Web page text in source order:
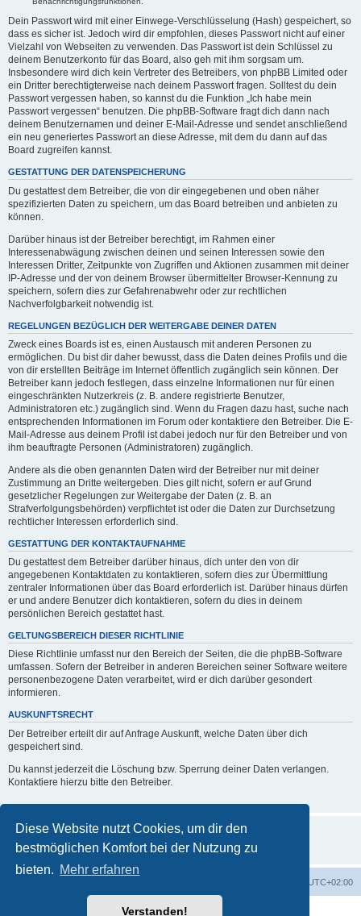
Diese Website nutzt Cookies, um dir den
bestmöglichen Komfort bei der Nutzung zu
bieten. Mehr erfahren
Verstanden!
Dein Passwort wird mit einer Einwege-Verschlüsselung (Hash) gespeichert, so
dass es sicher ist. Jedoch wird dir empfohlen, dieses Passwort nicht auf einer
Vielzahl von Webseiten zu verwenden. Das Passwort ist dein Schlüssel zu
deinem Benutzerkonto für das Board, also geh mit ihm sorgsam um.
Insbesondere wird dich kein Vertreter des Betreibers, von phpBB Limited oder
ein Dritter berechtigterweise nach deinem Passwort fragen. Solltest du dein
Passwort vergessen haben, so kannst du die Funktion „Ich habe mein
Passwort vergessen“ benutzen. Die phpBB-Software fragt dich dann nach
deinem Benutzernamen und deiner E-Mail-Adresse und sendet anschließend
ein neu generiertes Passwort an diese Adresse, mit dem du dann auf das
Board zugreifen kannst.
GESTATTUNG DER DATENSPEICHERUNG
Du gestattest dem Betreiber, die von dir eingegebenen und oben näher
spezifizierten Daten zu speichern, um das Board betreiben und anbieten zu
können.
Darüber hinaus ist der Betreiber berechtigt, im Rahmen einer
Interessenabwägung zwischen deinen und seinen Interessen sowie den
Interessen Dritter, Zeitpunkte von Zugriffen und Aktionen zusammen mit deiner
IP-Adresse und der von deinem Browser übermittelter Browser-Kennung zu
speichern, sofern dies zur Gefahrenabwehr oder zur rechtlichen
Nachverfolgbarkeit notwendig ist.
REGELUNGEN BEZÜGLICH DER WEITERGABE DEINER DATEN
Zweck eines Boards ist es, einen Austausch mit anderen Personen zu
ermöglichen. Du bist dir daher bewusst, dass die Daten deines Profils und die
von dir erstellten Beiträge im Internet öffentlich zugänglich sein können. Der
Betreiber kann jedoch festlegen, dass einzelne Informationen nur für einen
eingeschränkten Nutzerkreis (z. B. andere registrierte Benutzer,
Administratoren etc.) zugänglich sind. Wenn du Fragen dazu hast, suche nach
entsprechenden Informationen im Forum oder kontaktiere den Betreiber. Die E-
Mail-Adresse aus deinem Profil ist dabei jedoch nur für den Betreiber und von
ihm beauftragte Personen (Administratoren) zugänglich.
Andere als die oben genannten Daten wird der Betreiber nur mit deiner
Zustimmung an Dritte weitergeben. Dies gilt nicht, sofern er auf Grund
gesetzlicher Regelungen zur Weitergabe der Daten (z. B. an
Strafverfolgungsbehörden) verpflichtet ist oder die Daten zur Durchsetzung
rechtlicher Interessen erforderlich sind.
GESTATTUNG DER KONTAKTAUFNAHME
Du gestattest dem Betreiber darüber hinaus, dich unter den von dir
angegebenen Kontaktdaten zu kontaktieren, sofern dies zur Übermittlung
zentraler Informationen über das Board erforderlich ist. Darüber hinaus dürfen
er und andere Benutzer dich kontaktieren, sofern du dies in deinem
persönlichen Bereich gestattet hast.
GELTUNGSBEREICH DIESER RICHTLINIE
Diese Richtlinie umfasst nur den Bereich der Seiten, die die phpBB-Software
umfassen. Sofern der Betreiber in anderen Bereichen seiner Software weitere
personenbezogene Daten verarbeitet, wird er dich darüber gesondert
informieren.
AUSKUNFTSRECHT
Der Betreiber erteilt dir auf Anfrage Auskunft, welche Daten über dich
gespeichert sind.
Du kannst jederzeit die Löschung bzw. Sperrung deiner Daten verlangen.
Kontaktiere hierzu bitte den Betreiber.
UTC+02:00
Powered byphpBB® Forum Software © phpBB Limited